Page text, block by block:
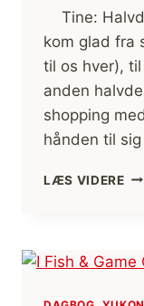
Tine:
kom glad fra
til os hver),
anden
shopping
hånden til
LÆS VIDERE